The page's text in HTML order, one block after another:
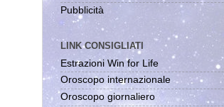
Pubblicità
LINK CONSIGLIATI
Estrazioni Win for Life
Oroscopo internazionale
Oroscopo giornaliero